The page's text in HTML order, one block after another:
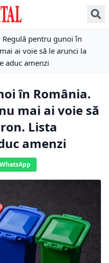
Regulă pentru gunoi în
ai voie să le arunci la
aduc amenzi
în România.
mai ai voie să
Lista
amenzi
WhatsApp